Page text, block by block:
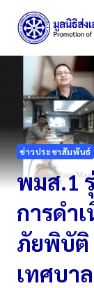
content
ข่าวประชาสัมพันธ์
พมส.1
การดำ
ภัยพิบัติ
เทศบา